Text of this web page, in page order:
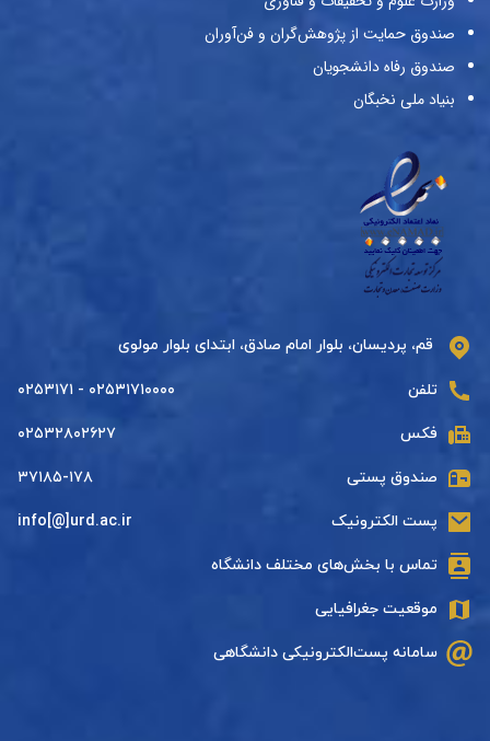
صندوق حمایت از پژوهش‌گران و فن‌آوران
صندوق رفاه دانشجویان
بنیاد ملی نخبگان
قم، پردیسان، بلوار امام صادق، ابتدای بلوار مولوی
تلفن ۰۲۵۳۱۷۱۰۰۰۰ - ۰۲۵۳۱۷۱
فکس ۰۲۵۳۲۸۰۲۶۲۷
صندوق پستی ۳۷۱۸۵-۱۷۸
پست الکترونیک info[@]urd.ac.ir
تماس با بخش‌های مختلف دانشگاه
موقعیت جغرافیایی
سامانه پست‌الکترونیکی دانشگاهی